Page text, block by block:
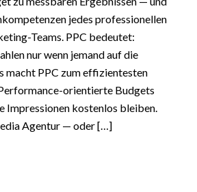
jedes professionellen
Teams. PPC bedeutet:
nur wenn jemand auf die
macht PPC zum effizientesten
orientierte Budgets
Impressionen kostenlos bleiben.
Agentur — oder […]